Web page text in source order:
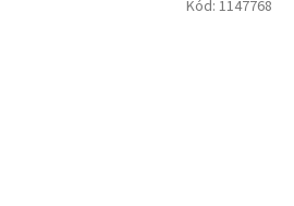
Kód: 1147768